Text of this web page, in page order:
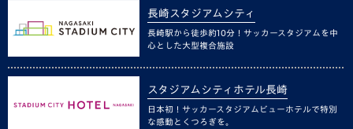
長崎スタジアムシティ
長崎駅から徒歩約10分！サッカースタジアムを中
心とした大型複合施設
スタジアムシティホテル長崎
日本初！サッカースタジアムビューホテルで特別
な感動とくつろぎを。